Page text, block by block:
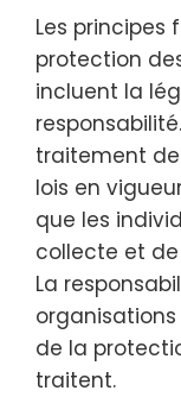
Les
protection
incluent la
traitement
lois en
que les
collecte et de
La
de la
traitent.